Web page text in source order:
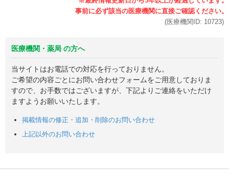
(医療機関ID: 10723)
医療機関・薬局 の方へ
当サイトはお電話での対応を行っておりません。
ご希望の内容ごとにお問い合わせフォームをご用意しておりま
すので、お手数ではございますが、下記よりご連絡をいただけ
ますようお願いいたします。
掲載情報の修正・追加・削除のお問い合わせ
上記以外のお問い合わせ